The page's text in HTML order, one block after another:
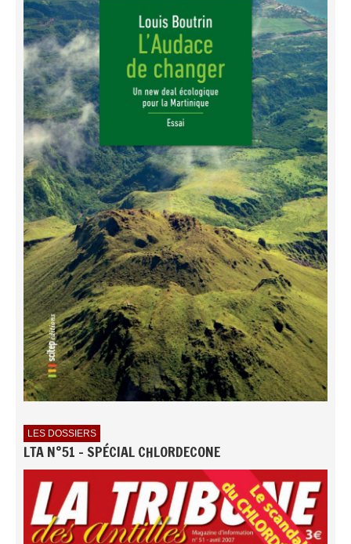
LES DOSSIERS
LTA N°51 - SPÉCIAL CHLORDECONE